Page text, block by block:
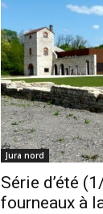
Jura nord
Série d’été
fourneaux à